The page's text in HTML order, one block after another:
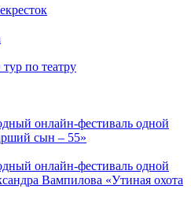
по театру
онлайн-фестиваль одной
сын – 55»
онлайн-фестиваль одной
Вампилова «Утиная охота